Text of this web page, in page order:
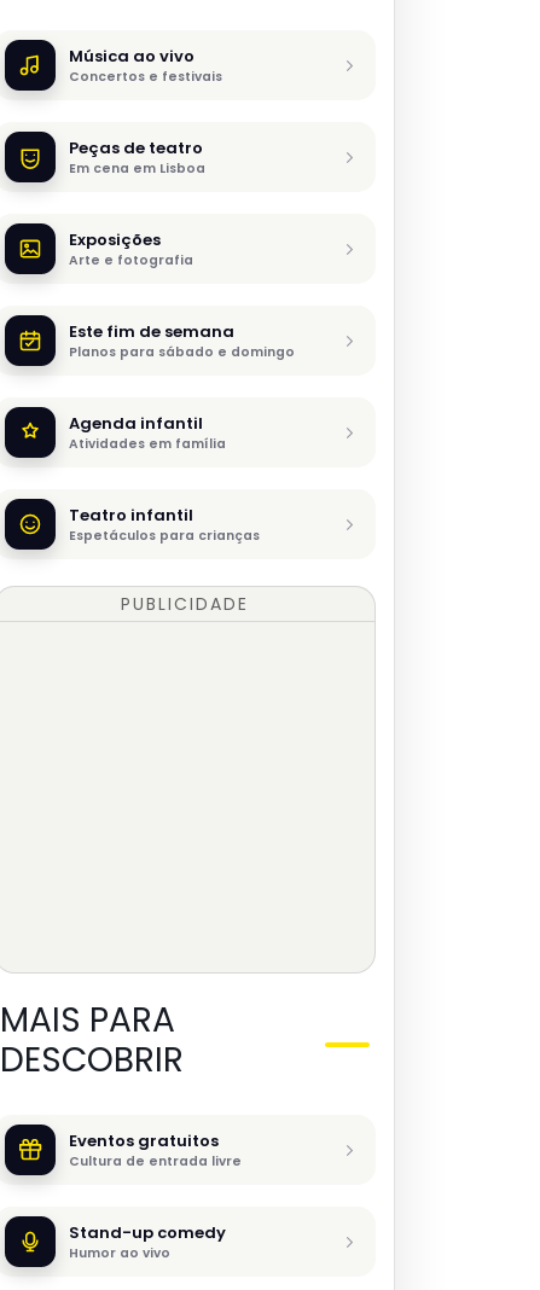
Música ao vivo
Concertos e festivais
Peças de teatro
Em cena em Lisboa
Exposições
Arte e fotografia
Este fim de semana
Planos para sábado e domingo
Agenda infantil
Atividades em família
Teatro infantil
Espetáculos para crianças
PUBLICIDADE
MAIS PARA
DESCOBRIR
Eventos gratuitos
Cultura de entrada livre
Stand-up comedy
Humor ao vivo